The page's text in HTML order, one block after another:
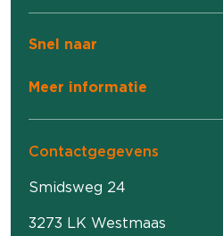
Snel naar
Meer informatie
Contactgegevens
Smidsweg 24
3273 LK Westmaas